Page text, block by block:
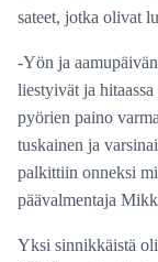
sateet, jotka olivat
-Yön ja
liestyivät ja
pyörien paino
tuskainen ja
palkittiin onneksi
päävalmentaja
Yksi sinnikkäistä